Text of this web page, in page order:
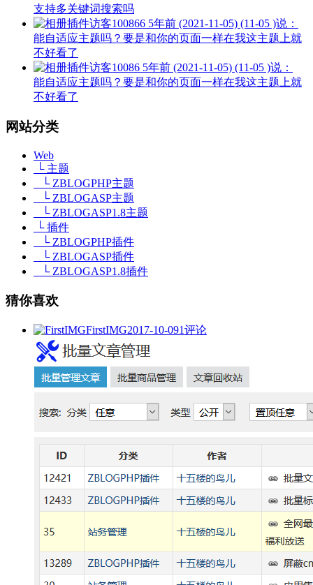
支持多关键词搜索吗
访客100866 5年前 (2021-11-05) (11-05 )说：
能自适应主题吗？要是和你的页面一样在我这主题上就
不好看了
访客10086 5年前 (2021-11-05) (11-05 )说：
能自适应主题吗？要是和你的页面一样在我这主题上就
不好看了
网站分类
Web
└ 主题
└ ZBLOGPHP主题
└ ZBLOGASP主题
└ ZBLOGASP1.8主题
└ 插件
└ ZBLOGPHP插件
└ ZBLOGASP插件
└ ZBLOGASP1.8插件
猜你喜欢
FirstIMG2017-10-091评论